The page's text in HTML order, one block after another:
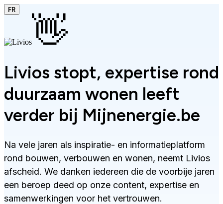
FR
👋
Livios stopt, expertise rond
duurzaam wonen leeft
verder bij Mijnenergie.be
Na vele jaren als inspiratie- en informatieplatform
rond bouwen, verbouwen en wonen, neemt Livios
afscheid. We danken iedereen die de voorbije jaren
een beroep deed op onze content, expertise en
samenwerkingen voor het vertrouwen.